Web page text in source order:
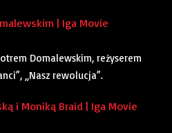
| Iga Movie
Domalewskim, reżyserem
„Nasz rewolucja”.
i Moniką Braid | Iga Movie